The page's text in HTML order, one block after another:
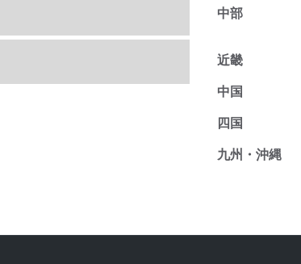
中部
近畿
中国
四国
九州・沖縄